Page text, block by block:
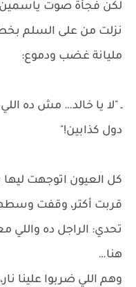
لكن فجأة صوت
نزلت من على السلم
مليانة غضب ودموع:
ـ "لا يا خالد… مش ده
دول كذابين!"
كل العيون اتوجهت
قربت أكتر، وقفت
تحدي: الراجل ده واللي
هنا…
وهم اللي ضربوا علينا نار،